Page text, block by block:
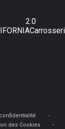
des Cookies